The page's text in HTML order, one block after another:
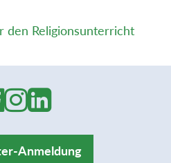
den Religionsunterricht
Anmeldung